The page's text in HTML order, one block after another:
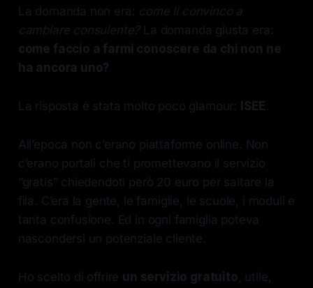
La domanda non era: come li convinco a
cambiare consulente?La domanda giusta era:
come faccio a farmi conoscere da chi non ne
ha ancora uno?
La risposta è stata molto poco glamour: ISEE .
All’epoca non c’erano piattaforme online. Non
c’erano portali che ti promettevano il servizio
“gratis” chiedendoti però 20 euro per saltare la
fila. C’era la gente, le famiglie, le scuole, i moduli e
tanta confusione. Ed in ogni famiglia poteva
nascondersi un potenziale cliente.
Ho scelto di offrire un servizio gratuito, utile,